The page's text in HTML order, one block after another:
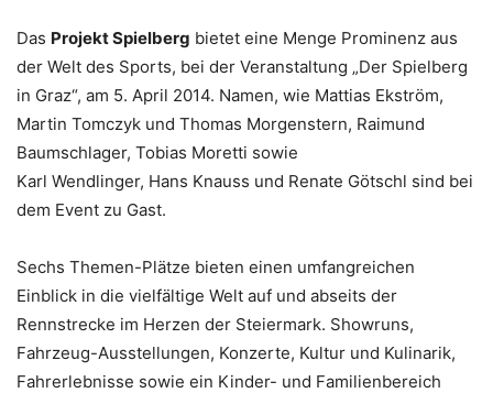
Das Projekt Spielberg bietet eine Menge Prominenz aus
der Welt des Sports, bei der Veranstaltung „Der Spielberg
in Graz“, am 5. April 2014. Namen, wie Mattias Ekström,
Martin Tomczyk und Thomas Morgenstern, Raimund
Baumschlager, Tobias Moretti sowie
Karl Wendlinger, Hans Knauss und Renate Götschl sind bei
dem Event zu Gast.
Sechs Themen-Plätze bieten einen umfangreichen
Einblick in die vielfältige Welt auf und abseits der
Rennstrecke im Herzen der Steiermark. Showruns,
Fahrzeug-Ausstellungen, Konzerte, Kultur und Kulinarik,
Fahrerlebnisse sowie ein Kinder- und Familienbereich